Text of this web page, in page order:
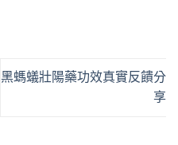
黑螞蟻壯陽藥功效真實反饋分
享